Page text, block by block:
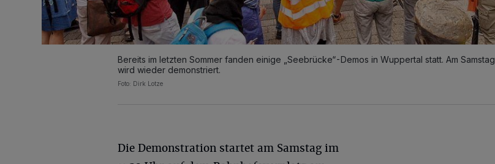
Bereits im letzten Sommer fanden einige „Seebrücke“-Demos in Wuppertal statt. Am Samstag
wird wieder demonstriert.
Foto: Dirk Lotze
Die Demonstration startet am Samstag im